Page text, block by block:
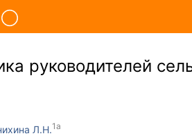
руководителей
Л.Н.